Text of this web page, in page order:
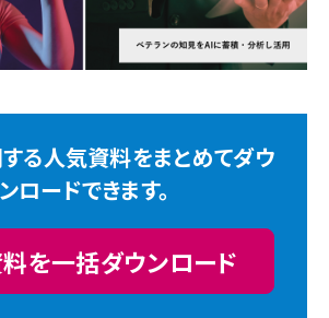
る人気資料をまとめてダウ
ンロードできます。
を一括ダウンロード